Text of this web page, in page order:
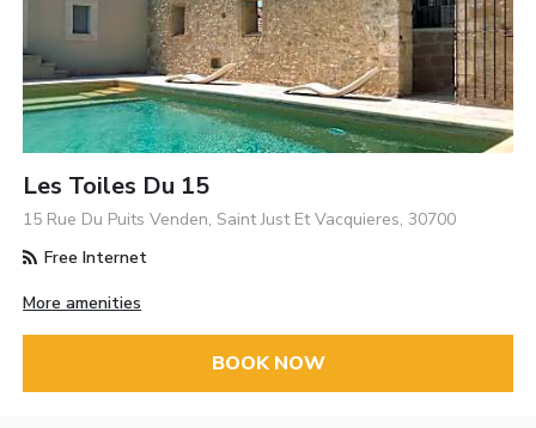
Les Toiles Du 15
15 Rue Du Puits Venden, Saint Just Et Vacquieres, 30700
Free Internet
More amenities
BOOK NOW